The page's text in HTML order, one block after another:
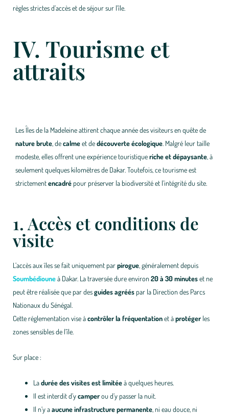
règles strictes d’accès et de séjour sur l’île.
IV. Tourisme et
attraits
Les Îles de la Madeleine attirent chaque année des visiteurs en quête de
nature brute , decalmeet dedécouverte écologique . Malgré leur taille
modeste, elles offrent une expérience touristiqueriche et dépaysante , à
seulement quelques kilomètres de Dakar. Toutefois, ce tourisme est
strictementencadrépour préserver la biodiversité et l’intégrité du site.
1. Accès et conditions de
visite
L’accès aux îles se fait uniquement parpirogue , généralement depuis
Soumbédiouneà Dakar. La traversée dure environ20 à 30 minuteset ne
peut être réalisée que par desguides agrééspar la Direction des Parcs
Nationaux du Sénégal.
Cette réglementation vise àcontrôler la fréquentationet àprotéger les
zones sensibles de l’île.
Sur place :
Ladurée des visites est limitéeà quelques heures.
Il est interdit d’ycamperou d’y passer la nuit.
Il n’y aaucune infrastructure permanente , ni eau douce, ni